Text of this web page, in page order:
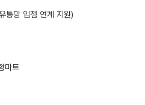
통망 입점 연계 지원)
마트